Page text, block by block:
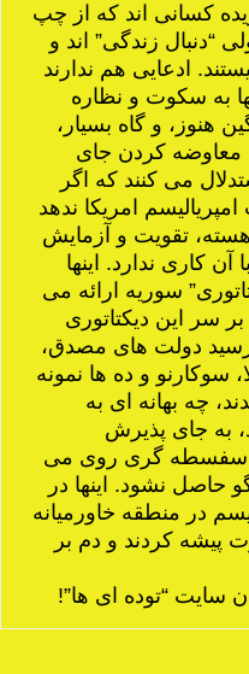
کسانی اند که از چپ
“دنبال زندگی” اند و
ادعایی هم ندارند
به سکوت و نظاره
هنوز، و گاه بسیار،
کردن جای
می کنند که اگر
امریکا ندهد
تقویت و آزمایش
کاری ندارد. اینها
سوریه ارائه می
سر این دیکتاتوری
دولت های مصدق،
سوکارنو و ده ها نمونه
چه بهانه ای به
به جای پذیرش
سفسطه گری روی می
حاصل نشود. اینها در
در منطقه خاورمیانه
پیشه کردند و دم بر
سایت “توده ای ها”!